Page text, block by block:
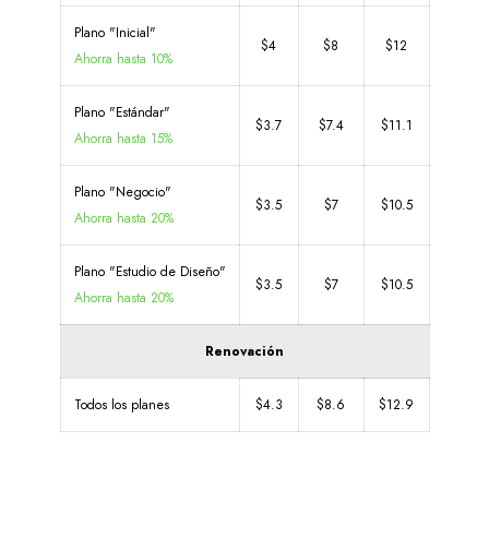
Plano "Inicial"
Ahorra hasta 10%
$4 $8 $12
Plano "Estándar"
Ahorra hasta 15%
$3.7 $7.4 $11.1
Plano "Negocio"
Ahorra hasta 20%
$3.5 $7 $10.5
Plano "Estudio de Diseño"
Ahorra hasta 20%
$3.5 $7 $10.5
Renovación
Todos los planes $4.3 $8.6 $12.9